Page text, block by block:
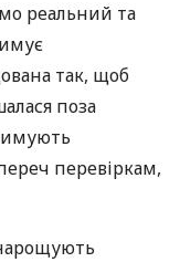
реальний та
так, щоб
поза
перевіркам,